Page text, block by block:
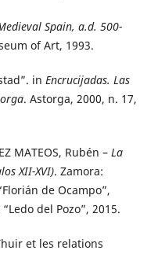
Spain, a.d. 500-
of Art, 1993.
in Encrucijadas. Las
. Astorga, 2000, n. 17,
MATEOS, Rubén – La
XII-XVI). Zamora:
de Ocampo”,
del Pozo”, 2015.
et les relations